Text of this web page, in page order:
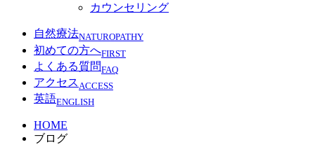
カウンセリング
自然療法NATUROPATHY
初めての方へFIRST
よくある質問FAQ
アクセスACCESS
英語ENGLISH
HOME
ブログ